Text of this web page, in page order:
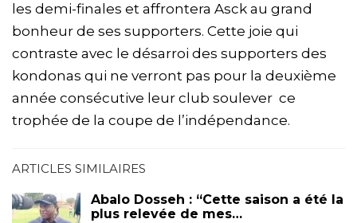
les demi-finales et affrontera Asck au grand
bonheur de ses supporters. Cette joie qui
contraste avec le désarroi des supporters des
kondonas qui ne verront pas pour la deuxième
année consécutive leur club soulever ce
trophée de la coupe de l’indépendance.
ARTICLES SIMILAIRES
Abalo Dosseh : “Cette saison a été la
plus relevée de mes…